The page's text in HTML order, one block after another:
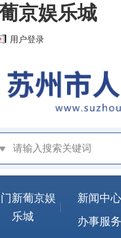
京娱乐城
用户登录
新葡京娱
乐城
新闻中心
办事服务